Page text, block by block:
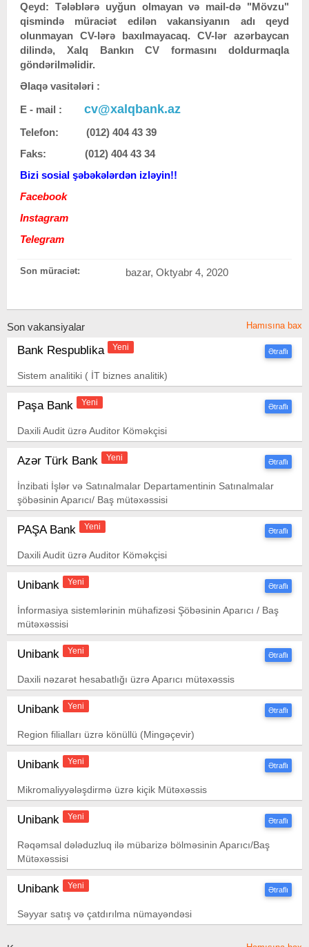
Qeyd: Tələblərə uyğun olmayan və mail-də "Mövzu"
qismində müraciət edilən vakansiyanın adı qeyd
olunmayan CV-lərə baxılmayacaq. CV-lər azərbaycan
dilində, Xalq Bankın CV formasını doldurmaqla
göndərilməlidir.
Əlaqə vasitələri :
E - mail : cv@xalqbank.az
Telefon: (012) 404 43 39
Faks: (012) 404 43 34
Bizi sosial şəbəkələrdən izləyin!!
Facebook
Instagram
Telegram
Son müraciət: bazar, Oktyabr 4, 2020
Son vakansiyalar Hamısına bax
Bank Respublika Yeni Ətraflı
Sistem analitiki ( İT biznes analitik)
Paşa Bank Yeni Ətraflı
Daxili Audit üzrə Auditor Köməkçisi
Azər Türk Bank Yeni Ətraflı
İnzibati İşlər və Satınalmalar Departamentinin Satınalmalar
şöbəsinin Aparıcı/ Baş mütəxəssisi
PAŞA Bank Yeni Ətraflı
Daxili Audit üzrə Auditor Köməkçisi
Unibank Yeni Ətraflı
İnformasiya sistemlərinin mühafizəsi Şöbəsinin Aparıcı / Baş
mütəxəssisi
Unibank Yeni Ətraflı
Daxili nəzarət hesabatlığı üzrə Aparıcı mütəxəssis
Unibank Yeni Ətraflı
Region filialları üzrə könüllü (Mingəçevir)
Unibank Yeni Ətraflı
Mikromaliyyələşdirmə üzrə kiçik Mütəxəssis
Unibank Yeni Ətraflı
Rəqəmsal dələduzluq ilə mübarizə bölməsinin Aparıcı/Baş
Mütəxəssisi
Unibank Yeni Ətraflı
Səyyar satış və çatdırılma nümayəndəsi